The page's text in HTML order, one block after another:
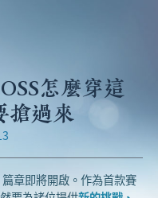
怎麼穿這
搶過來
章即將開啟。作為首款賽